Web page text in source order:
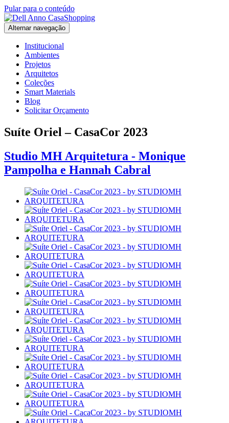
Pular para o conteúdo
Alternar navegação
Institucional
Ambientes
Projetos
Arquitetos
Coleções
Smart Materials
Blog
Solicitar Orçamento
Suíte Oriel – CasaCor 2023
Studio MH Arquitetura - Monique
Pampolha e Hannah Cabral